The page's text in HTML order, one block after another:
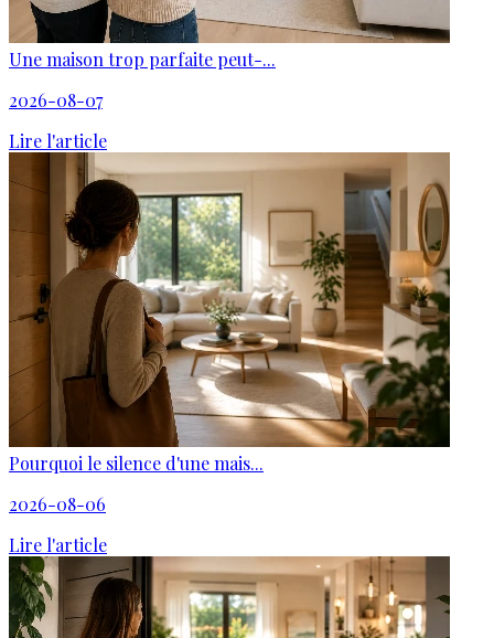
Une maison trop parfaite peut-...
2026-08-07
Lire l'article
Pourquoi le silence d'une mais...
2026-08-06
Lire l'article